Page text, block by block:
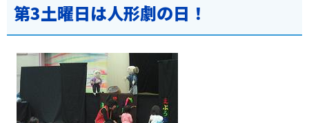
第3土曜日は人形劇の日！